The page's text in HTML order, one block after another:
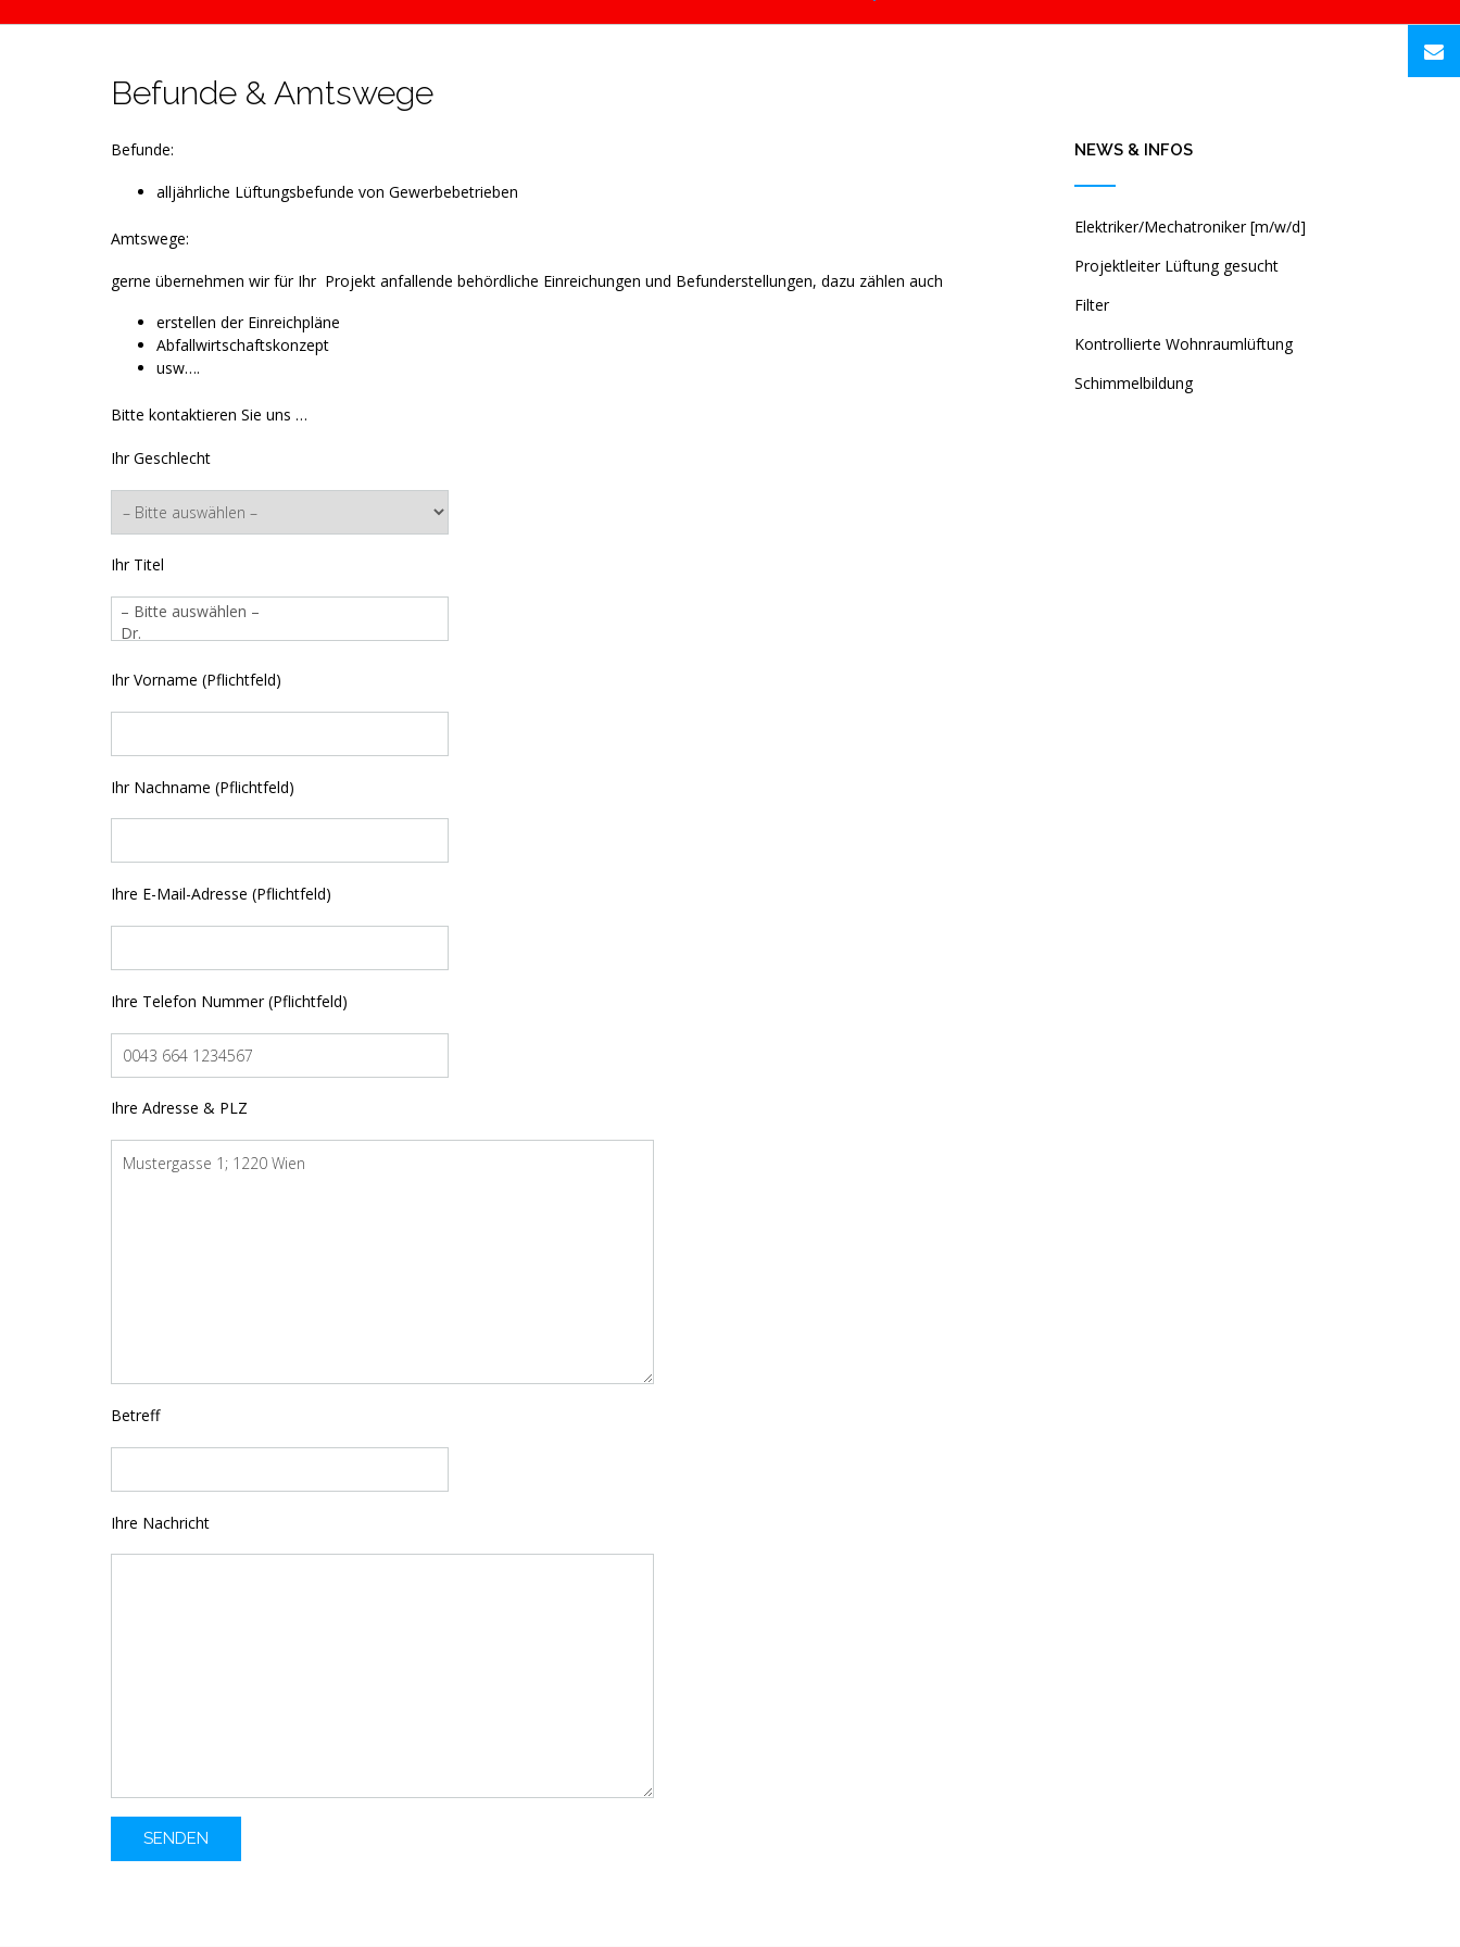
Befunde & Amtswege
Befunde:
alljährliche Lüftungsbefunde von Gewerbebetrieben
Amtswege:
gerne übernehmen wir für Ihr Projekt anfallende behördliche Einreichungen und Befunderstellungen, dazu zählen auch
erstellen der Einreichpläne
Abfallwirtschaftskonzept
usw….
Bitte kontaktieren Sie uns …
Ihr Geschlecht
Ihr Titel
Ihr Vorname (Pflichtfeld)
Ihr Nachname (Pflichtfeld)
Ihre E-Mail-Adresse (Pflichtfeld)
Ihre Telefon Nummer (Pflichtfeld)
Ihre Adresse & PLZ
Betreff
Ihre Nachricht
NEWS & INFOS
Elektriker/Mechatroniker [m/w/d]
Projektleiter Lüftung gesucht
Filter
Kontrollierte Wohnraumlüftung
Schimmelbildung